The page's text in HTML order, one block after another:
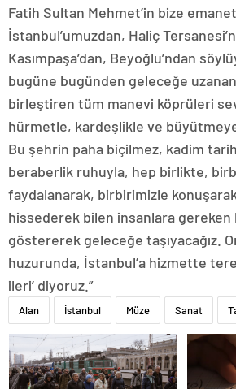
Fatih Sultan Mehmet’in bize
İstanbul’umuzdan, Haliç
Kasımpaşa’dan, Beyoğlu’ndan
bugüne bugünden geleceğe
birleştiren tüm manevi köprüleri
hürmetle, kardeşlikle ve
Bu şehrin paha biçilmez, kadim
beraberlik ruhuyla, hep birlikte,
faydalanarak, birbirimizle
hissederek bilen insanlara
göstererek geleceğe taşıyacağız.
huzurunda, İstanbul’a hizmette
ileri’ diyoruz.”
Alan İstanbul Müze Sanat